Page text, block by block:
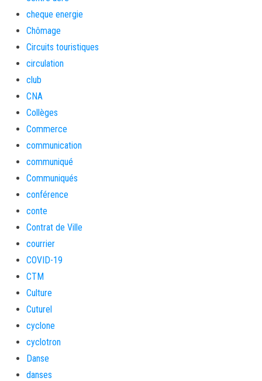
cheque energie
Chômage
Circuits touristiques
circulation
club
CNA
Collèges
Commerce
communication
communiqué
Communiqués
conférence
conte
Contrat de Ville
courrier
COVID-19
CTM
Culture
Cuturel
cyclone
cyclotron
Danse
danses